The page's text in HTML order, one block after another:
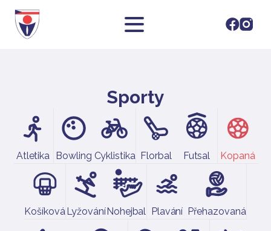
Sporty
Atletika Bowling Cyklistika Florbal Futsal Kopaná
KošíkováLyžováníNohejbal Plavání Přehazovaná